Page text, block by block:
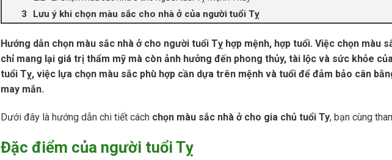
Lưu ý khi chọn màu sắc cho nhà ở của người tuổi Tỵ
Hướng dẫn chọn màu sắc nhà ở cho người tuổi Tỵ hợp mệnh, hợp tuổi. Việc chọn màu
chỉ mang lại giá trị thẩm mỹ mà còn ảnh hưởng đến phong thủy, tài lộc và sức khỏe
tuổi Tỵ, việc lựa chọn màu sắc phù hợp cần dựa trên mệnh và tuổi để đảm bảo cân
may mắn.
Dưới đây là hướng dẫn chi tiết cách chọn màu sắc nhà ở cho gia chủ tuổi Ty, bạn cùng
Đặc điểm của người tuổi Tỵ